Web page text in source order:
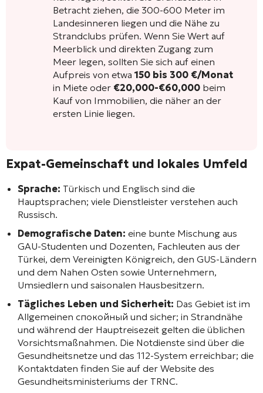
Betracht ziehen, die 300-600 Meter im
Landesinneren liegen und die Nähe zu
Strandclubs prüfen. Wenn Sie Wert auf
Meerblick und direkten Zugang zum
Meer legen, sollten Sie sich auf einen
Aufpreis von etwa 150 bis 300 €/Monat
in Miete oder €20,000-€60,000 beim
Kauf von Immobilien, die näher an der
ersten Linie liegen.
Expat-Gemeinschaft und lokales Umfeld
Sprache: Türkisch und Englisch sind die
Hauptsprachen; viele Dienstleister verstehen auch
Russisch.
Demografische Daten: eine bunte Mischung aus
GAU-Studenten und Dozenten, Fachleuten aus der
Türkei, dem Vereinigten Königreich, den GUS-Ländern
und dem Nahen Osten sowie Unternehmern,
Umsiedlern und saisonalen Hausbesitzern.
Tägliches Leben und Sicherheit: Das Gebiet ist im
Allgemeinen спокойный und sicher; in Strandnähe
und während der Hauptreisezeit gelten die üblichen
Vorsichtsmaßnahmen. Die Notdienste sind über die
Gesundheitsnetze und das 112-System erreichbar; die
Kontaktdaten finden Sie auf der Website des
Gesundheitsministeriums der TRNC.